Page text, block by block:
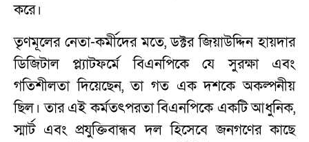
করে।
তৃণমূলের নেতা-কর্মীদের মতে, ডক্টর জিয়াউদ্দিন হায়দার
ডিজিটাল প্ল্যাটফর্মে বিএনপিকে যে সুরক্ষা এবং
গতিশীলতা দিয়েছেন, তা গত এক দশকে অকল্পনীয়
ছিল। তার এই কর্মতৎপরতা বিএনপিকে একটি আধুনিক,
স্মার্ট এবং প্রযুক্তিবান্ধব দল হিসেবে জনগণের কাছে